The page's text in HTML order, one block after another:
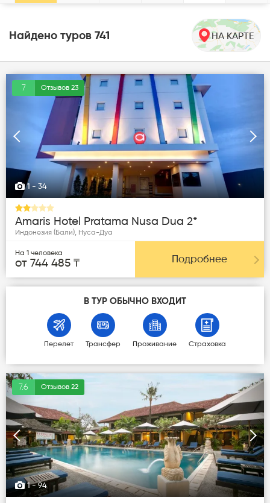
Найдено туров 741 НА КАРТЕ
7 Отзывов 23
1- 34
Следующая
Amaris Hotel Pratama Nusa Dua 2*
Индонезия (Бали), Нуса-Дуа
На 1 человека
от 744 485 ₸ Подробнее
В ТУР ОБЫЧНО ВХОДИТ
Перелет Трансфер Проживание Страховка
7.6 Отзывов 22
1- 94
Следующая